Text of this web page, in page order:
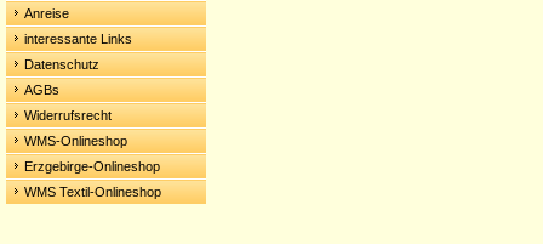
Anreise
interessante Links
Datenschutz
AGBs
Widerrufsrecht
WMS-Onlineshop
Erzgebirge-Onlineshop
WMS Textil-Onlineshop